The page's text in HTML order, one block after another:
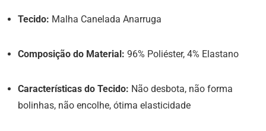
Tecido: Malha Canelada Anarruga
Composição do Material: 96% Poliéster, 4% Elastano
Características do Tecido: Não desbota, não forma
bolinhas, não encolhe, ótima elasticidade